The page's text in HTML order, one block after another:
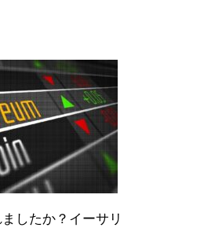
したか？イーサリ